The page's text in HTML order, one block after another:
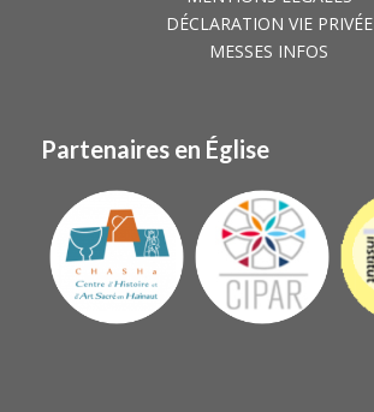
DÉCLARATION VIE PRIVÉE
MESSES INFOS
Partenaires en Église